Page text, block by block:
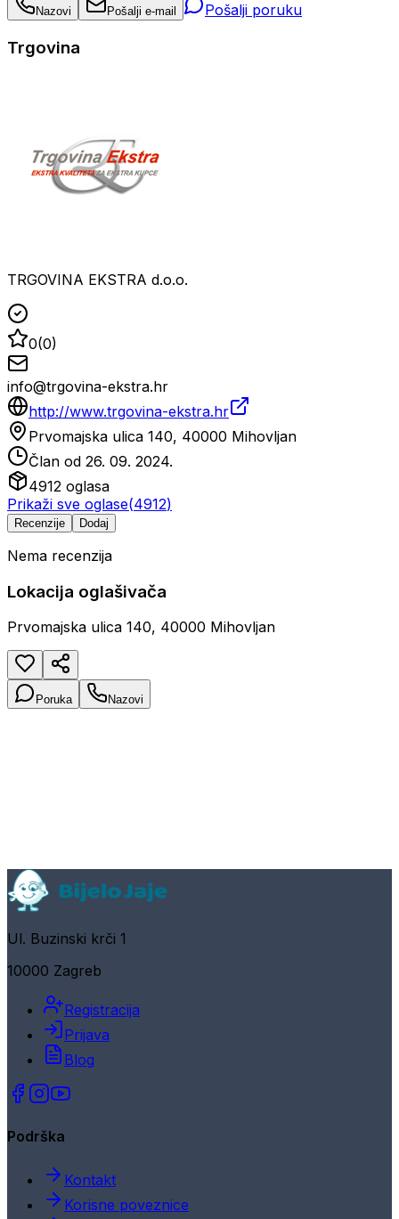
Nazovi Pošalji e-mail Pošalji poruku
Trgovina
TRGOVINA EKSTRA d.o.o.
0(0)
info@trgovina-ekstra.hr
http://www.trgovina-ekstra.hr
Prvomajska ulica 140, 40000 Mihovljan
Član od 26. 09. 2024.
4912 oglasa
Prikaži sve oglase(4912)
Recenzije Dodaj
Nema recenzija
Lokacija oglašivača
Prvomajska ulica 140, 40000 Mihovljan
Poruka Nazovi
Ul. Buzinski krči 1
10000 Zagreb
Registracija
Prijava
Blog
Podrška
Kontakt
Korisne poveznice